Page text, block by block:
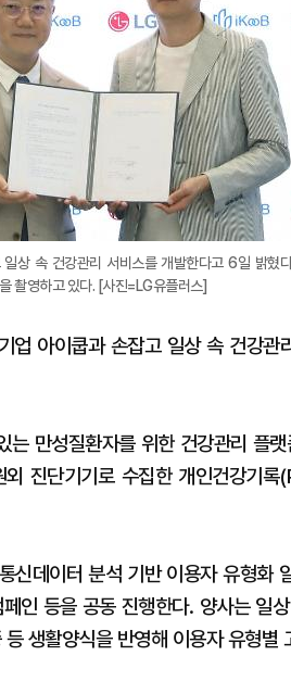
상 속 건강관리 서비스를 개발한다고 6일 밝혔
촬영하고 있다. [사진=LG유플러스]
업 아이쿱과 손잡고 일상 속 건강
는 만성질환자를 위한 건강관리 플
진단기기로 수집한 개인건강기
신데이터 분석 기반 이용자 유형화
인 등을 공동 진행한다. 양사는 일
등 생활양식을 반영해 이용자 유형